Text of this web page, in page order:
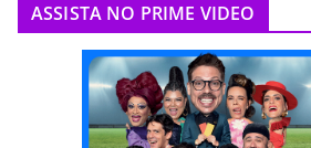
ASSISTA NO PRIME VIDEO